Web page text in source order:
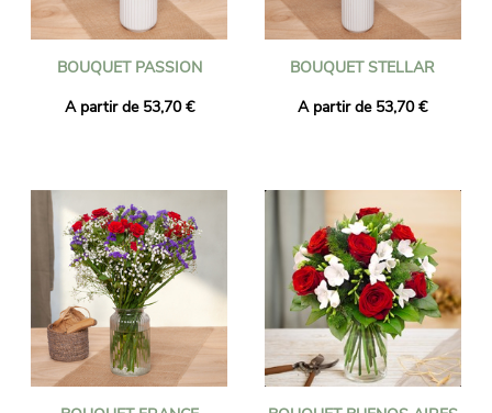
BOUQUET PASSION
A partir de 53,70 €
BOUQUET STELLAR
A partir de 53,70 €